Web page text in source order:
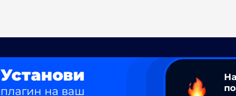
Установи
плагин на ваш